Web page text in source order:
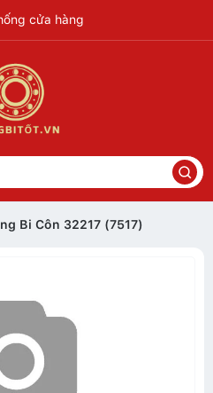
cửa hàng
Bi Côn 32217 (7517)